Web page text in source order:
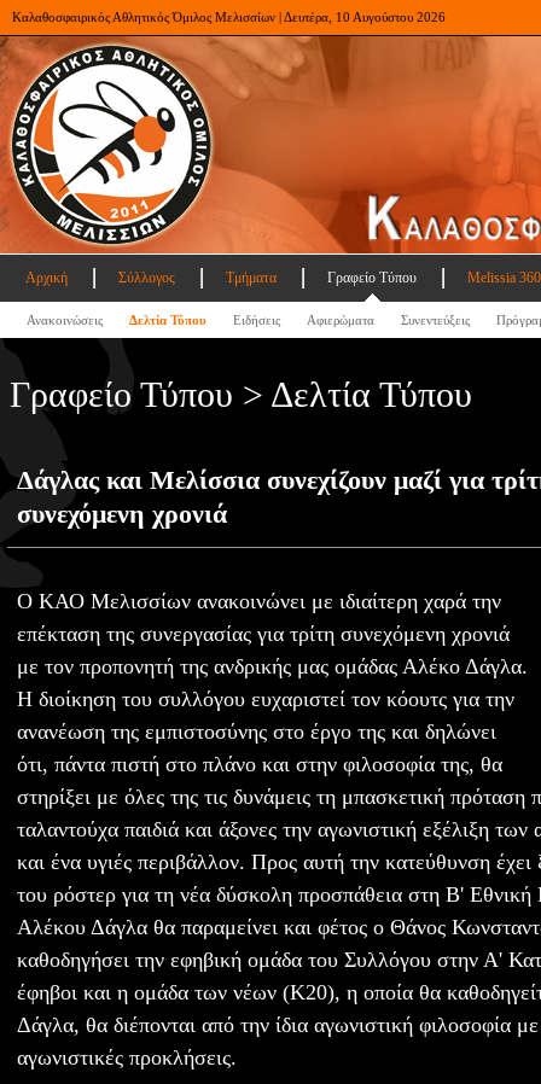
Καλαθοσφαιρικός Αθλητικός Όμιλος Μελισσίων | Δευτέρα, 10 Αυγούστου 2026
Αρχική Σύλλογος Τμήματα Γραφείο Τύπου Melissia
Ανακοινώσεις Δελτία Τύπου Ειδήσεις Αφιερώματα Συνεντεύξεις
Γραφείο Τύπου > Δελτία Τύπου
Δάγλας και Μελίσσια συνεχίζουν μαζί για
συνεχόμενη χρονιά
O ΚΑΟ Μελισσίων ανακοινώνει με ιδιαίτερη χαρά την
επέκταση της συνεργασίας για τρίτη συνεχόμενη χρονιά
με τον προπονητή της ανδρικής μας ομάδας Αλέκο Δάγλα.
Η διοίκηση του συλλόγου ευχαριστεί τον κόουτς για την
ανανέωση της εμπιστοσύνης στο έργο της και δηλώνει
ότι, πάντα πιστή στο πλάνο και στην φιλοσοφία της, θα
στηρίξει με όλες της τις δυνάμεις τη μπασκετική πρόταση
ταλαντούχα παιδιά και άξονες την αγωνιστική εξέλιξη
και ένα υγιές περιβάλλον. Προς αυτή την κατεύθυνση έχει
του ρόστερ για τη νέα δύσκολη προσπάθεια στη Β' Εθνική
Αλέκου Δάγλα θα παραμείνει και φέτος ο Θάνος
καθοδηγήσει την εφηβική ομάδα του Συλλόγου στην Α'
έφηβοι και η ομάδα των νέων (Κ20), η οποία θα
Δάγλα, θα διέπονται από την ίδια αγωνιστική φιλοσοφία
αγωνιστικές προκλήσεις.